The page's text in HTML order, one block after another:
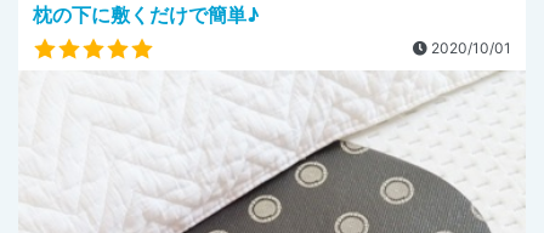
枕の下に敷くだけで簡単♪
2020/10/01